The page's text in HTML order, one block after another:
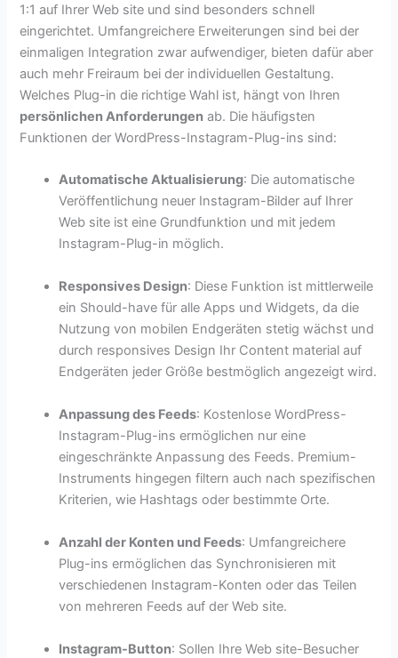
1:1 auf Ihrer Web site und sind besonders schnell
eingerichtet. Umfangreichere Erweiterungen sind bei der
einmaligen Integration zwar aufwendiger, bieten dafür aber
auch mehr Freiraum bei der individuellen Gestaltung.
Welches Plug-in die richtige Wahl ist, hängt von Ihren
persönlichen Anforderungen ab. Die häufigsten
Funktionen der WordPress-Instagram-Plug-ins sind:
Automatische Aktualisierung: Die automatische
Veröffentlichung neuer Instagram-Bilder auf Ihrer
Web site ist eine Grundfunktion und mit jedem
Instagram-Plug-in möglich.
Responsives Design: Diese Funktion ist mittlerweile
ein Should-have für alle Apps und Widgets, da die
Nutzung von mobilen Endgeräten stetig wächst und
durch responsives Design Ihr Content material auf
Endgeräten jeder Größe bestmöglich angezeigt wird.
Anpassung des Feeds: Kostenlose WordPress-
Instagram-Plug-ins ermöglichen nur eine
eingeschränkte Anpassung des Feeds. Premium-
Instruments hingegen filtern auch nach spezifischen
Kriterien, wie Hashtags oder bestimmte Orte.
Anzahl der Konten und Feeds: Umfangreichere
Plug-ins ermöglichen das Synchronisieren mit
verschiedenen Instagram-Konten oder das Teilen
von mehreren Feeds auf der Web site.
Instagram-Button: Sollen Ihre Web site-Besucher